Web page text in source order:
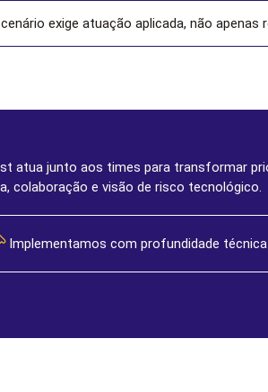
exige atuação aplicada, não
atua junto aos times para transformar
colaboração e visão de risco tecnológico.
Implementamos com profundidade